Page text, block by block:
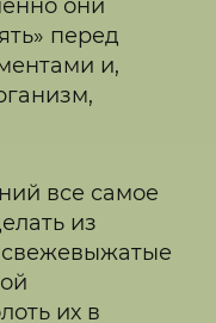
они
перед
и,
все самое
из
свежевыжатые
их в